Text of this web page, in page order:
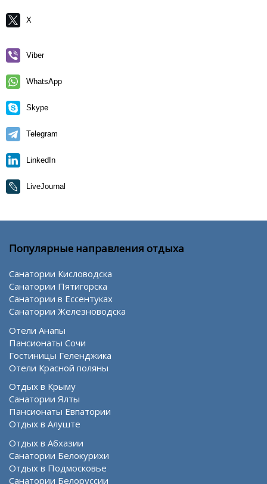
X
Viber
WhatsApp
Skype
Telegram
LinkedIn
LiveJournal
Популярные направления отдыха
Санатории Кисловодска
Санатории Пятигорска
Санатории в Ессентуках
Санатории Железноводска
Отели Анапы
Пансионаты Сочи
Гостиницы Геленджика
Отели Красной поляны
Отдых в Крыму
Санатории Ялты
Пансионаты Евпатории
Отдых в Алуште
Отдых в Абхазии
Санатории Белокурихи
Отдых в Подмосковье
Санатории Белоруссии